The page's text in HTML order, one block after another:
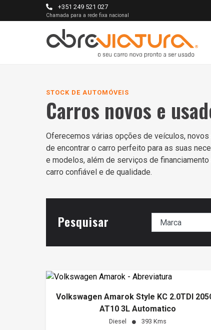
+351 249 521 027
Chamada para a rede fixa nacional
STOCK DE AUTOMÓVEIS
Carros novos e
Oferecemos várias opções de veículos,
de encontrar o carro perfeito para as suas
e modelos, além de serviços de
carro confiável e de qualidade.
Pesquisar
Volkswagen Amarok Style KC 2.0TDI
AT10 3L Automatico
Diesel 393 Kms